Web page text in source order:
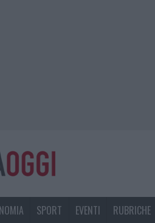
SPORT EVENTI RUBRICHE